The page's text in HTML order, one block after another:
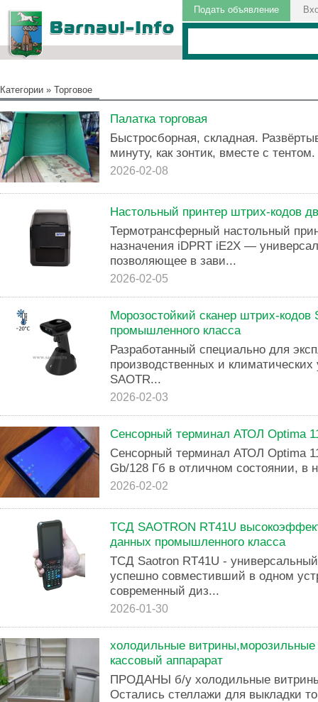
Подать объявление
Категории » Торговое
Палатка торговая
Быстросборная, складная.
минуту, как зонтик, вместе с
2026-02-08
Настольный принтер штрих-кодов
Термотрансферный настольный
назначения iDPRT iE2X —
позволяющее в зави...
2026-02-05
Морозостойкий сканер штрих-кодов
промышленного класса
Разработанный специально для
производственных и
SAOTR...
2026-02-03
Сенсорный терминал АТОЛ Optima
Сенсорный терминал АТОЛ Optima
Gb/128 Гб в отличном состоянии, в
2026-02-02
ТСД SAOTRON RT41U
данных промышленного класса
ТСД Saotron RT41U -
успешно совместивший в одном
современный диз...
2026-01-30
холодильные
кассовый аппарарат
ПРОДАНЫ б/у холодильные
Остались стеллажи для выкладки